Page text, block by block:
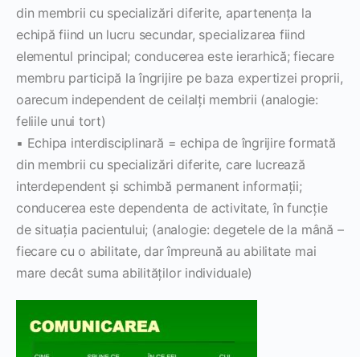
din membrii cu specializări diferite, apartenenţa la
echipă fiind un lucru secundar, specializarea fiind
elementul principal; conducerea este ierarhică; fiecare
membru participă la îngrijire pe baza expertizei proprii,
oarecum independent de ceilalţi membrii (analogie:
feliile unui tort)
▪ Echipa interdisciplinară = echipa de îngrijire formată
din membrii cu specializări diferite, care lucrează
interdependent şi schimbă permanent informaţii;
conducerea este dependenta de activitate, în funcţie
de situaţia pacientului; (analogie: degetele de la mână –
fiecare cu o abilitate, dar împreună au abilitate mai
mare decât suma abilităţilor individuale)